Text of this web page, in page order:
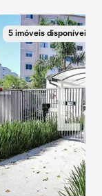
5 imóveis disponíveis